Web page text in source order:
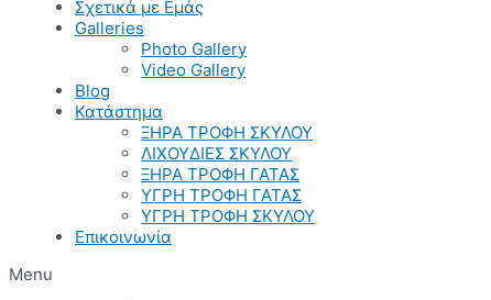
Σχετικά με Εμάς
Galleries
Photo Gallery
Video Gallery
Blog
Κατάστημα
ΞΗΡΑ ΤΡΟΦΗ ΣΚΥΛΟΥ
ΛΙΧΟΥΔΙΕΣ ΣΚΥΛΟΥ
ΞΗΡΑ ΤΡΟΦΗ ΓΑΤΑΣ
ΥΓΡΗ ΤΡΟΦΗ ΓΑΤΑΣ
ΥΓΡΗ ΤΡΟΦΗ ΣΚΥΛΟΥ
Επικοινωνία
Menu